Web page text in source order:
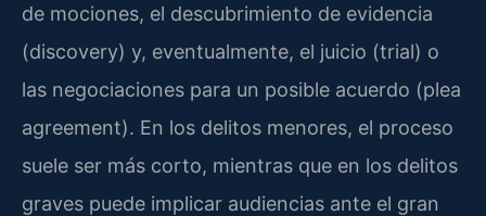
de mociones, el descubrimiento de evidencia
(discovery) y, eventualmente, el juicio (trial) o
las negociaciones para un posible acuerdo (plea
agreement). En los delitos menores, el proceso
suele ser más corto, mientras que en los delitos
graves puede implicar audiencias ante el gran